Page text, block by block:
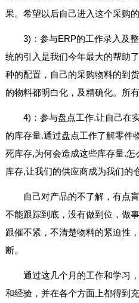
果。希望以后自己进入这个采购的
3)：参与ERP的工作录入及
统的引入是我们今年最大的帮助
种的配置，自己的采购物料的到
的物料都明白化，及精确化。所
4)：参与盘点工作.让自己在
的库存量.通过盘点工作了解零件
死库存,为何会造成这些库存量.
库存,让我们的供应商成为我们的
自己对产品的不了解，有点
不能跟踪到底，没有做到位，做
跟催不紧，不清楚物料的紧迫性
断。
通过这几个月的工作和学习
和经验，并在各个方面上都得到